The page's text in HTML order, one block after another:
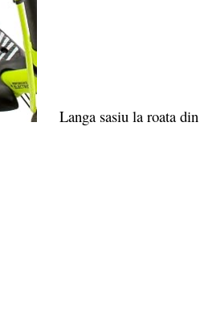
Langa sasiu la roata din